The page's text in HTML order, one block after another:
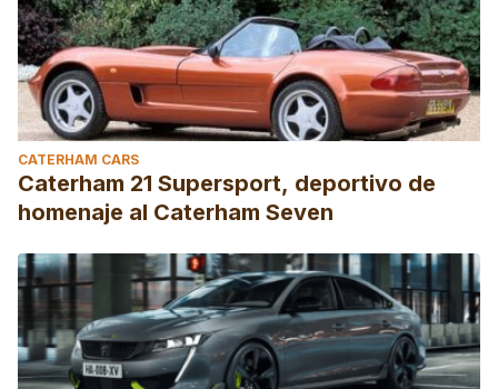
CATERHAM CARS
Caterham 21 Supersport, deportivo de
homenaje al Caterham Seven